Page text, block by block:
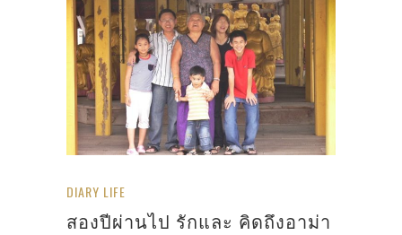
DIARY LIFE
สองปีผ่านไป รักและ คิดถึงอาม่า